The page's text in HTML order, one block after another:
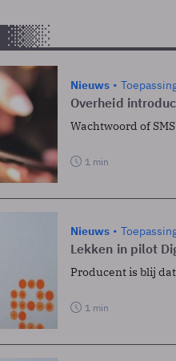
Nieuws
Overheid
Wachtwoord of
1 min
Nieuws
Lekken in pilot
Producent is blij
1 min